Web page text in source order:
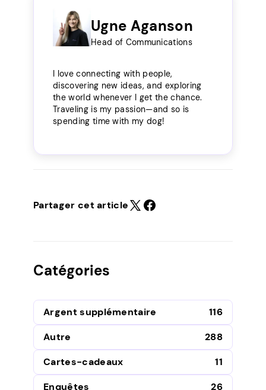
Ugne Aganson
Head of Communications
I love connecting with people,
discovering new ideas, and exploring
the world whenever I get the chance.
Traveling is my passion—and so is
spending time with my dog!
Partager cet article
Catégories
Argent supplémentaire
116
Autre
288
Cartes-cadeaux
11
Enquêtes
26